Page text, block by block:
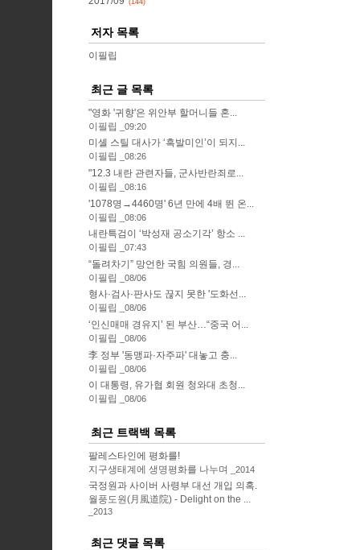
저자 목록
이필립
최근 글 목록
"영화 '귀향'은 위안부 할머니들 혼...
이필립
09:20
미셸 스틸 대사가 ‘흑발미인’이 되지...
이필립
08:26
"12.3 내란 관련자들, 군사반란죄로...
이필립
08:16
'1078명→4460명' 6년 만에 4배 뛴 온...
이필립
08:06
내란특검이 ‘박성재 공소기각’ 항소 ...
이필립
07:43
“돌려차기” 망언한 국힘 의원들, 경...
이필립
08/06
형사·검사·판사도 끊지 못한 '도화선...
이필립
08/06
‘인신매매 경유지’ 된 부산…“중국 어...
이필립
08/06
李 정부 '동맹파·자주파' 대놓고 충...
이필립
08/06
이 대통령, 유가협 회원 청와대 초청...
이필립
08/06
최근 트랙백 목록
팔레스타인에 평화를!
지구생태계에 생명평화를 나누며
2014
국정원과 사이버 사령부 대선 개입 의혹.
월풍도원(月風道院) - Delight on the ...
2013
최근 댓글 목록